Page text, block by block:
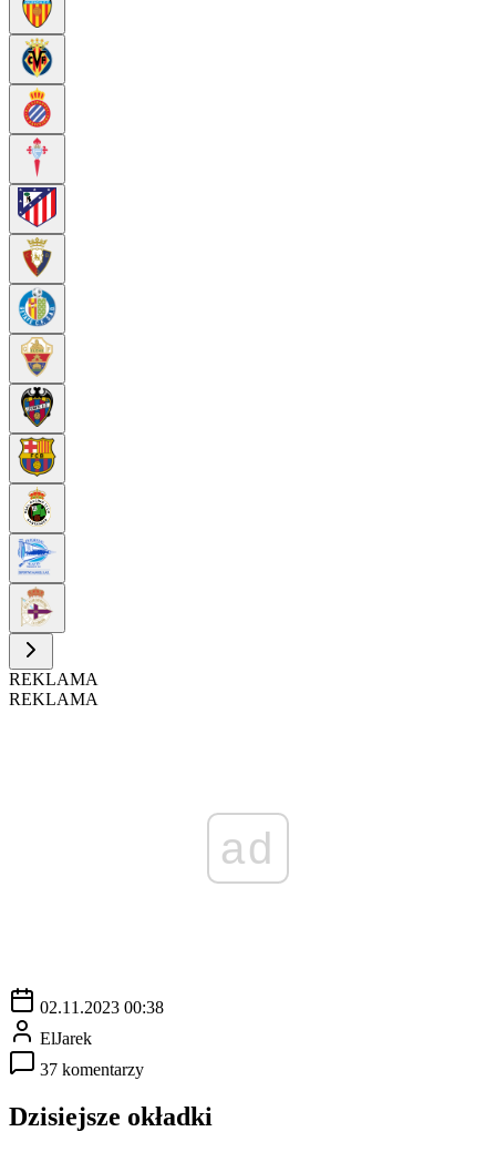
REKLAMA
REKLAMA
ad
02.11.2023 00:38
ElJarek
37 komentarzy
Dzisiejsze okładki